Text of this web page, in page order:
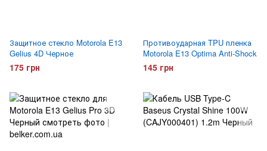
Защитное стекло Motorola E13
Gelius 4D Черное
175 грн
Противоударная TPU пленка
Motorola E13 Optima Anti-Shock
145 грн